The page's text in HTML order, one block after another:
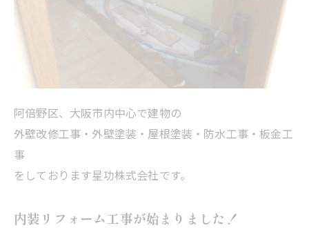
阿倍野区、大阪市内中心で建物の
外壁改修工事・外壁塗装・屋根塗装・防水工事・板金工
事
をしております星功株式会社です。
内装リフォーム工事が始まりました！